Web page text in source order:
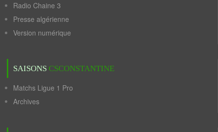
Radio Chaine 3
Presse algérienne
Version numérique
SAISONS CSCONSTANTINE
Matchs Ligue 1 Pro
Archives